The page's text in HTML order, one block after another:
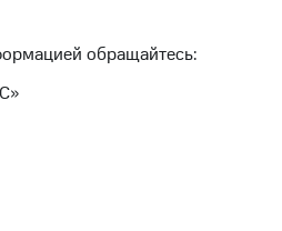
обращайтесь: